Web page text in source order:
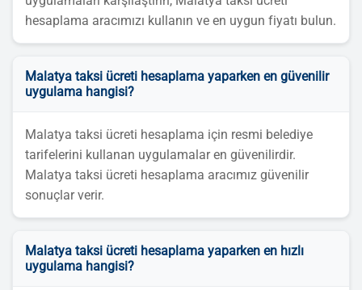
hesaplama aracımızı kullanın ve en uygun fiyatı bulun.
Malatya taksi ücreti hesaplama yaparken en güvenilir
uygulama hangisi?
Malatya taksi ücreti hesaplama için resmi belediye
tarifelerini kullanan uygulamalar en güvenilirdir.
Malatya taksi ücreti hesaplama aracımız güvenilir
sonuçlar verir.
Malatya taksi ücreti hesaplama yaparken en hızlı
uygulama hangisi?